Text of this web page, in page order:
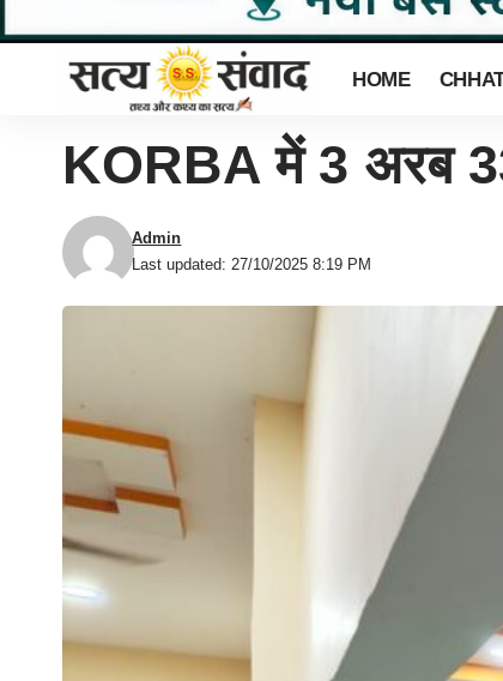
HOME
KORBA में 3 अरब
Last updated: 27/10/2025 8:19 PM
Admin